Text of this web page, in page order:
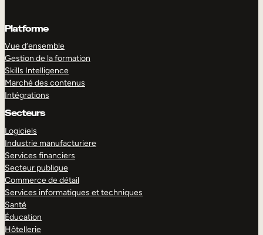
Platforme
Vue d’ensemble
Gestion de la formation
Skills Intelligence
Marché des contenus
Intégrations
Secteurs
Logiciels
Industrie manufacturiere
Services financiers
Secteur publique
Commerce de détail
Services informatiques et techniques
Santé
Éducation
Hôtellerie